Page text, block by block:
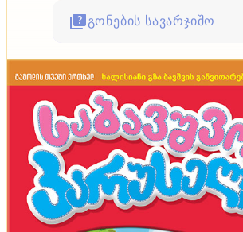
გონების სავარჯიშო